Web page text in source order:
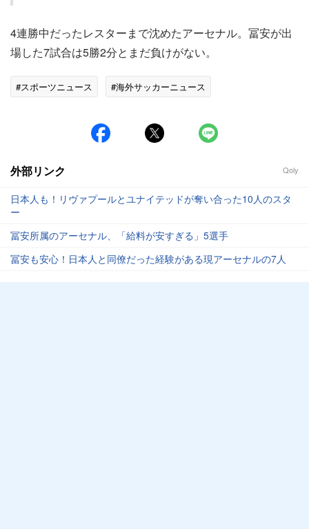
4連勝中だったレスターまで沈めたアーセナル。冨安が出
場した7試合は5勝2分とまだ負けがない。
#スポーツニュース #海外サッカーニュース
外部リンク Qoly
日本人も！リヴァプールとユナイテッドが奪い合った10人のスタ
ー
冨安所属のアーセナル、「給料が安すぎる」5選手
冨安も安心！日本人と同僚だった経験がある現アーセナルの7人